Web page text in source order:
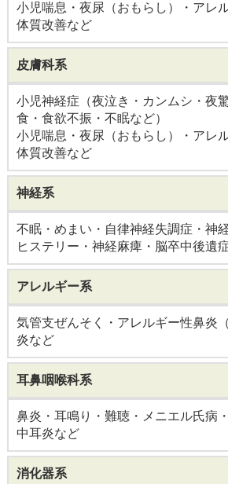
小児喘息・夜尿（おもらし）・アレ
体質改善など
皮膚科系
小児神経症（夜泣き・カンムシ・夜
食・食欲不振・不眠など）
小児喘息・夜尿（おもらし）・アレ
体質改善など
神経系
不眠・めまい・自律神経失調症・神
ヒステリー・神経麻痺・脳卒中後遺
アレルギー系
気管支ぜんそく・アレルギー性鼻炎
炎など
耳鼻咽喉科系
鼻炎・耳鳴り・難聴・メニエル氏病
中耳炎など
消化器系